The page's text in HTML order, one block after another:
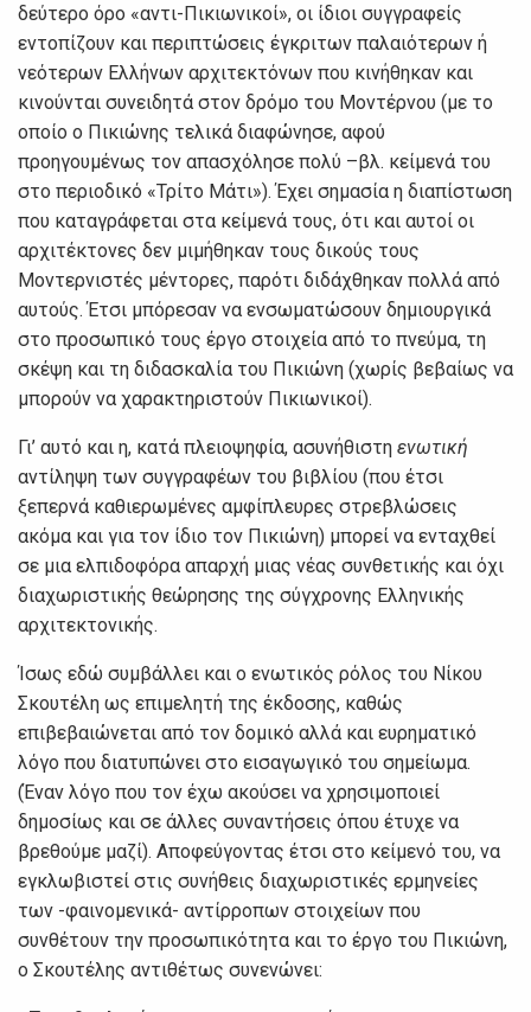
δεύτερο όρο «αντι-Πικιωνικοί», οι ίδιοι συγγραφείς
εντοπίζουν και περιπτώσεις έγκριτων παλαιότερων ή
νεότερων Ελλήνων αρχιτεκτόνων που κινήθηκαν και
κινούνται συνειδητά στον δρόμο του Μοντέρνου (με το
οποίο ο Πικιώνης τελικά διαφώνησε, αφού
προηγουμένως τον απασχόλησε πολύ –βλ. κείμενά του
στο περιοδικό «Τρίτο Μάτι»). Έχει σημασία η διαπίστωση
που καταγράφεται στα κείμενά τους, ότι και αυτοί οι
αρχιτέκτονες δεν μιμήθηκαν τους δικούς τους
Μοντερνιστές μέντορες, παρότι διδάχθηκαν πολλά από
αυτούς. Έτσι μπόρεσαν να ενσωματώσουν δημιουργικά
στο προσωπικό τους έργο στοιχεία από το πνεύμα, τη
σκέψη και τη διδασκαλία του Πικιώνη (χωρίς βεβαίως να
μπορούν να χαρακτηριστούν Πικιωνικοί).
Γι’ αυτό και η, κατά πλειοψηφία, ασυνήθιστη ενωτική
αντίληψη των συγγραφέων του βιβλίου (που έτσι
ξεπερνά καθιερωμένες αμφίπλευρες στρεβλώσεις
ακόμα και για τον ίδιο τον Πικιώνη) μπορεί να ενταχθεί
σε μια ελπιδοφόρα απαρχή μιας νέας συνθετικής και όχι
διαχωριστικής θεώρησης της σύγχρονης Ελληνικής
αρχιτεκτονικής.
Ίσως εδώ συμβάλλει και ο ενωτικός ρόλος του Νίκου
Σκουτέλη ως επιμελητή της έκδοσης, καθώς
επιβεβαιώνεται από τον δομικό αλλά και ευρηματικό
λόγο που διατυπώνει στο εισαγωγικό του σημείωμα.
(Έναν λόγο που τον έχω ακούσει να χρησιμοποιεί
δημοσίως και σε άλλες συναντήσεις όπου έτυχε να
βρεθούμε μαζί). Αποφεύγοντας έτσι στο κείμενό του, να
εγκλωβιστεί στις συνήθεις διαχωριστικές ερμηνείες
των -φαινομενικά- αντίρροπων στοιχείων που
συνθέτουν την προσωπικότητα και το έργο του Πικιώνη,
ο Σκουτέλης αντιθέτως συνενώνει: